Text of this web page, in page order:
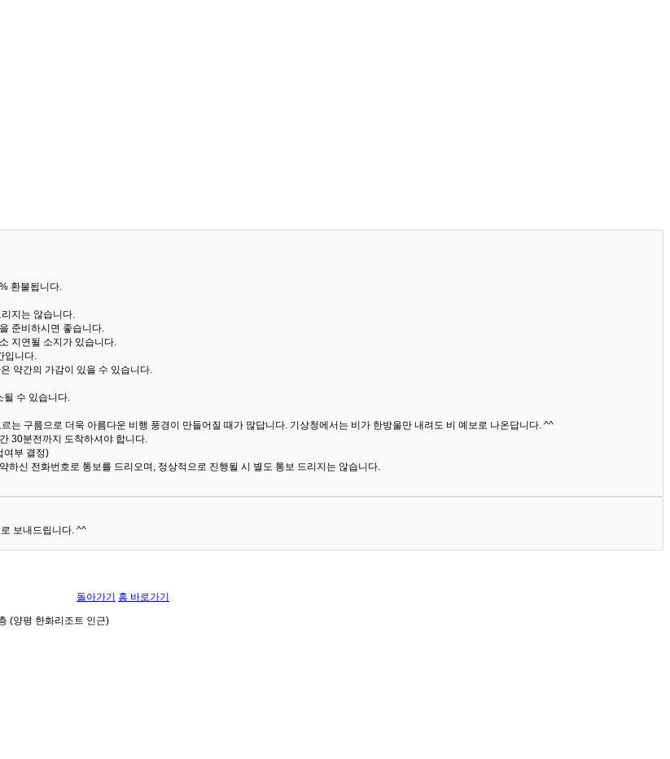
환불됩니다.
지는 않습니다.
준비하시면 좋습니다.
지연될 소지가 있습니다.
입니다.
약간의 가감이 있을 수 있습니다.
될 수 있습니다.
는 구름으로 더욱 아름다운 비행 풍경이 만들어질 때가 많답니다. 기상청에서는 비가 한방울만 내려도 비 예보로 나온답니다. ^^
30분전까지 도착하셔야 합니다.
여부 결정)
신 전화번호로 통보를 드리오며, 정상적으로 진행될 시 별도 통보 드리지는 않습니다.
보내드립니다. ^^
돌아가기 홈 바로가기
(양평 한화리조트 인근)